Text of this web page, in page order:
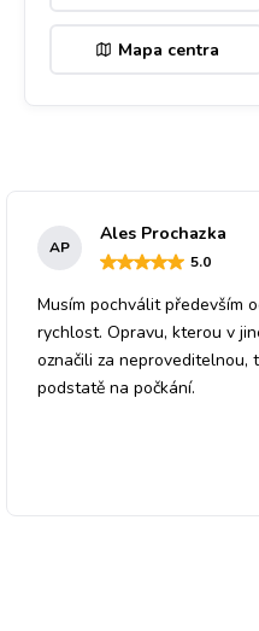
Mapa centra
AP
Ales Prochazka
5.0
Musím pochválit především
rychlost. Opravu, kterou v
označili za neproveditelnou,
podstatě na počkání.